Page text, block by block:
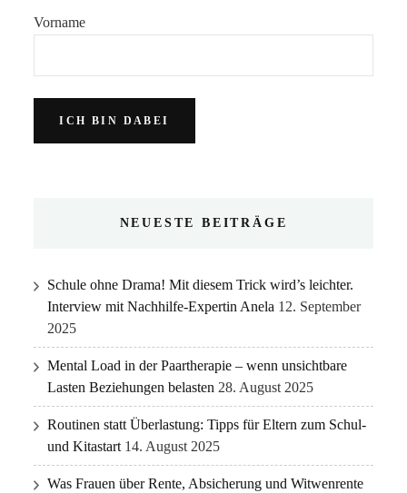
Vorname
NEUESTE BEITRÄGE
Schule ohne Drama! Mit diesem Trick wird’s leichter.
Interview mit Nachhilfe-Expertin Anela 12. September
2025
Mental Load in der Paartherapie – wenn unsichtbare
Lasten Beziehungen belasten 28. August 2025
Routinen statt Überlastung: Tipps für Eltern zum Schul-
und Kitastart 14. August 2025
Was Frauen über Rente, Absicherung und Witwenrente